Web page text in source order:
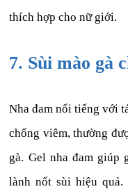
thích hợp cho nữ giới.
7. Sùi mào gà
Nha đam nổi tiếng với
chống viêm, thường
gà. Gel nha đam giúp
lành nốt sùi hiệu